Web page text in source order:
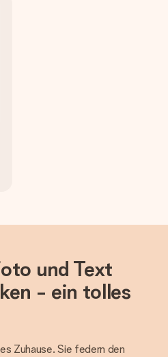
und Text
- ein tolles
Zuhause. Sie federn den